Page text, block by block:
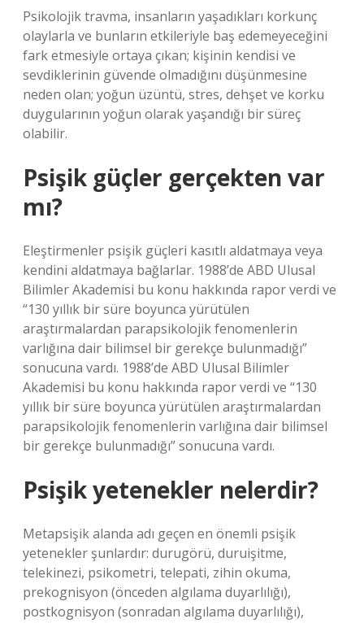
Psikolojik travma, insanların yaşadıkları korkunç
olaylarla ve bunların etkileriyle baş edemeyeceğini
fark etmesiyle ortaya çıkan; kişinin kendisi ve
sevdiklerinin güvende olmadığını düşünmesine
neden olan; yoğun üzüntü, stres, dehşet ve korku
duygularının yoğun olarak yaşandığı bir süreç
olabilir.
Psişik güçler gerçekten var
mı?
Eleştirmenler psişik güçleri kasıtlı aldatmaya veya
kendini aldatmaya bağlarlar. 1988’de ABD Ulusal
Bilimler Akademisi bu konu hakkında rapor verdi ve
“130 yıllık bir süre boyunca yürütülen
araştırmalardan parapsikolojik fenomenlerin
varlığına dair bilimsel bir gerekçe bulunmadığı”
sonucuna vardı. 1988’de ABD Ulusal Bilimler
Akademisi bu konu hakkında rapor verdi ve “130
yıllık bir süre boyunca yürütülen araştırmalardan
parapsikolojik fenomenlerin varlığına dair bilimsel
bir gerekçe bulunmadığı” sonucuna vardı.
Psişik yetenekler nelerdir?
Metapsişik alanda adı geçen en önemli psişik
yetenekler şunlardır: durugörü, duruişitme,
telekinezi, psikometri, telepati, zihin okuma,
prekognisyon (önceden algılama duyarlılığı),
postkognisyon (sonradan algılama duyarlılığı),